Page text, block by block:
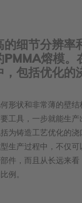
的细节分辨率
PMMA熔模。
，包括优化的
形状和非常薄的壁结
工具，一步就能生产
为铸造工艺优化的浇
生产过程中，不仅可
件，而且从长远来看
例。